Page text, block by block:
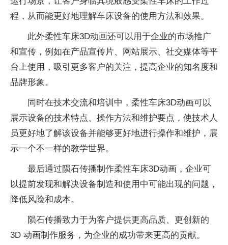
程，从而能更好地理解车床设备的使用方法和效果。
此外柔性车床3D动画还可以用于企业的市场推广
和宣传，例如在产品宣传片、网站展示、社交媒体等平
台上使用，吸引更多客户的关注，提高企业的知名度和
品牌形象。
同时在技术交流和培训中，柔性车床3D动画可以
展示设备的技术特点、操作方法和维护要点，使技术人
员更好地了解该设备并能够更好地进行操作和维护，展
示一个不一样的教学世界。
最后通过陨石传播制作柔性车床3D动画，企业可
以提前发现和解决设备制造和使用中可能出现的问题，
降低风险和成本。
陨石传播致力于为客户提供更高品质、更创新的
3D 动画制作服务，为企业的成功带来更高的贡献。